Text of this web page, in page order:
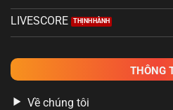
LIVESCORE
THÔNG
Về chúng tôi